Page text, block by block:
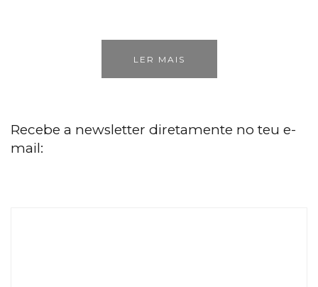
LER MAIS
Recebe a newsletter diretamente no teu e-
mail: